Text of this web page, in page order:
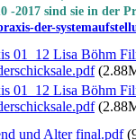
-2017 sind sie in der
der-
01_12 Lisa Böhm
01_12 Lisa Böhm
und Alter final.pdf